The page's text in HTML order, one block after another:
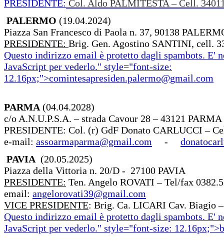
PRESIDENTE: Col. Aldo PALMITESTA – Cell.
PALERMO (19.04.2024)
Piazza San Francesco di Paola n. 37, 90138
PRESIDENTE: Brig. Gen. Agostino SANTINI, cell.
Questo indirizzo email è protetto dagli spambots. E'
JavaScript per vederlo." style="font-size:
12.16px;">comintesapresiden.palermo@gmail.com
PARMA (04.04.2028)
c/o A.N.U.P.S.A. – strada Cavour 28 – 43121 PARMA
PRESIDENTE: Col. (r) GdF Donato CARLUCCI –
e-mail: assoarmaparma@gmail.com -
PAVIA (20.05.2025)
Piazza della Vittoria n. 20/D - 27100 PAVIA
PRESIDENTE: Ten. Angelo ROVATI – Tel/fax
email: angelorovati39@gmail.com
VICE PRESIDENTE: Brig. Ca. LICARI Cav. Biagio
Questo indirizzo email è protetto dagli spambots. E'
JavaScript per vederlo." style="font-size: 12.16px;">